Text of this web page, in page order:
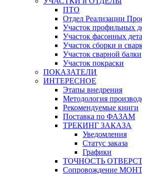
ПТО
Отдел Реализации
Участок профильных
Участок фасонных
Участок сборки и
Участок сварной балки
Участок покраски
ПОКАЗАТЕЛИ
ИНТЕРЕСНОЕ
Этапы внедрения
Методология
Рекомендуемые книги
Поставка по ФАЗАМ
ТРЕКИНГ ЗАКАЗА
Уведомления
Статус заказа
Графики
ТОЧНОСТЬ
Сопровождение